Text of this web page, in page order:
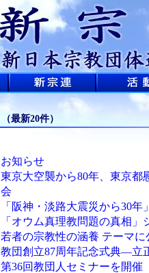
（最新20件）
お知らせ
東京大空襲から80年、東京
会
「阪神・淡路大震災から30
「オウム真理教問題の真相」
若者の宗教性の涵養 テーマ
教団創立87周年記念式典―立
第36回教団人セミナーを開催